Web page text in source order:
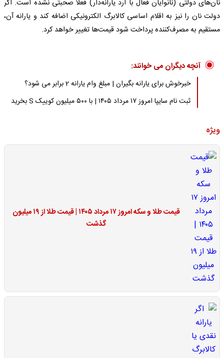
نان‌های دولتی (نانوایان فعال با آرد یارانه‌دار) فعلا صحبتی نشده است. اگر
دولت نان را نیز به اقلام اساسی کالابرگ الکترونیکی اضافه کند و یارانه آن،
مستقیم به مصرف‌کننده پرداخت شود قیمت‌ها تغییر خواهد کرد.
آنچه دیگران می خوانند:
خبرخوش برای یارانه بگیران | مبلغ وام یارانه 2 برابر می شود؟
ثبت نام سایپا امروز ۱۷ مرداد ۱۴۰۵ | با ۵۰۰ میلیون کوییک S بخرید
ویژه
قیمت طلا و سکه امروز ۱۷ مرداد ۱۴۰۵ | قیمت طلا از ۱۹ میلیون
گذشت